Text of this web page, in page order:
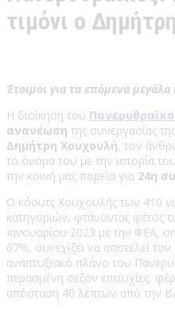
τιμόνι ο
Έτοιμοι για τα επόμενα
Η διοίκηση του
ανανέωση της συνεργασίας
Δημήτρη Χουχουλή, τον
το όνομα του με την ιστορία
την κοινή μας πορεία για 24η
Ο κόουτς Χουχουλής των 410
κατηγοριών, φτάνοντας φέτος
Ιανουαρίου 2023 με την ΦΕΑ,
67%, συνεχίζει να αποτελεί
αναπτυξιακό πλάνο του
περασμένη σεζόν επιτυχίες,
απόσταση 40 λεπτών από την